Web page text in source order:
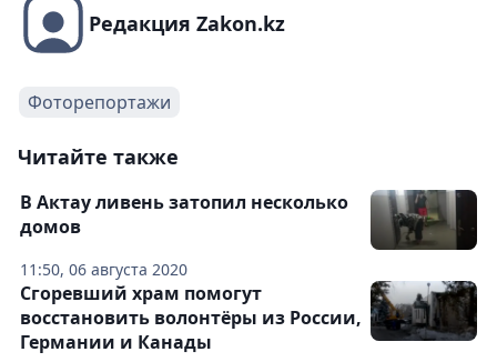
Редакция Zakon.kz
Фоторепортажи
Читайте также
11:50, 06 августа 2020
В Актау ливень затопил несколько
домов
Сгоревший храм помогут
восстановить волонтёры из России,
Германии и Канады